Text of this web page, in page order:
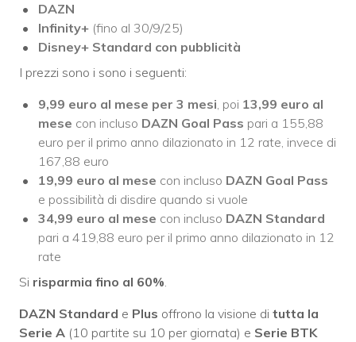
DAZN
Infinity+ (fino al 30/9/25)
Disney+ Standard con pubblicità
I prezzi sono i sono i seguenti:
9,99 euro al mese per 3 mesi, poi 13,99 euro al
mese con incluso DAZN Goal Pass pari a 155,88
euro per il primo anno dilazionato in 12 rate, invece di
167,88 euro
19,99 euro al mese con incluso DAZN Goal Pass
e possibilità di disdire quando si vuole
34,99 euro al mese con incluso DAZN Standard
pari a 419,88 euro per il primo anno dilazionato in 12
rate
Si risparmia fino al 60%.
DAZN Standard e Plus offrono la visione di tutta la
Serie A (10 partite su 10 per giornata) e Serie BTK